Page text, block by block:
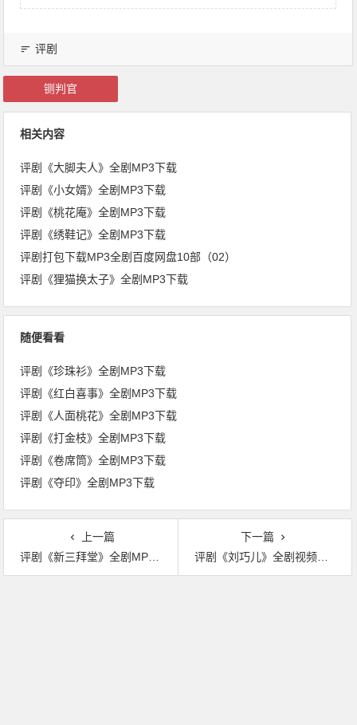
评剧
铡判官
相关内容
评剧《大脚夫人》全剧MP3下载
评剧《小女婿》全剧MP3下载
评剧《桃花庵》全剧MP3下载
评剧《绣鞋记》全剧MP3下载
评剧打包下载MP3全剧百度网盘10部（02）
评剧《狸猫换太子》全剧MP3下载
随便看看
评剧《珍珠衫》全剧MP3下载
评剧《红白喜事》全剧MP3下载
评剧《人面桃花》全剧MP3下载
评剧《打金枝》全剧MP3下载
评剧《卷席筒》全剧MP3下载
评剧《夺印》全剧MP3下载
上一篇
评剧《新三拜堂》全剧MP3下载
下一篇
评剧《刘巧儿》全剧视频下载